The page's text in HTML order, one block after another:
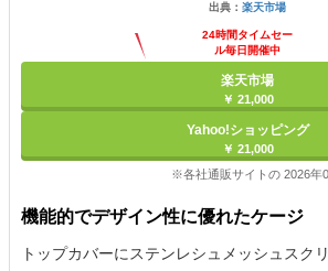
出典： 楽天市場
24時間タイムセー
ル毎日開催中
楽天市場
￥ 21,000
Yahoo!ショッピング
￥ 21,000
※各社通販サイトの 2026年
機能的でデザイン性に優れたケージ
トップカバーにステンレシュメッシュスク